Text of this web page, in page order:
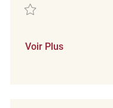
Sauvegarder
Voir Plus